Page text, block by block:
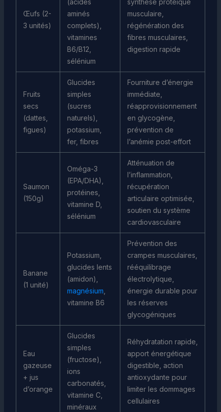
Œufs (2-
3 unités)
(acides
aminés
complets),
vitamines
B6/B12,
sélénium
synthèse protéique
musculaire,
régénération des
fibres musculaires,
digestion rapide
Fruits
secs
(dattes,
figues)
Glucides
simples
(sucres
naturels),
potassium,
fer, fibres
Fourniture d’énergie
immédiate,
réapprovisionnement
en glycogène,
prévention de
l’anémie post-effort
Saumon
(150g)
Oméga-3
(EPA/DHA),
protéines,
vitamine D,
sélénium
Atténuation de
l’inflammation,
récupération
articulaire optimisée,
soutien du système
cardiovasculaire
Banane
(1 unité)
Potassium,
glucides lents
(amidon),
magnésium
vitamine B6
Prévention des
crampes musculaires,
rééquilibrage
électrolytique,
énergie durable pour
les réserves
glycogéniques
Eau
gazeuse
+ jus
d’orange
Glucides
simples
(fructose),
ions
carbonatés,
vitamine C,
minéraux
Réhydratation rapide,
apport énergétique
digestible, action
antioxydante pour
limiter les dommages
cellulaires